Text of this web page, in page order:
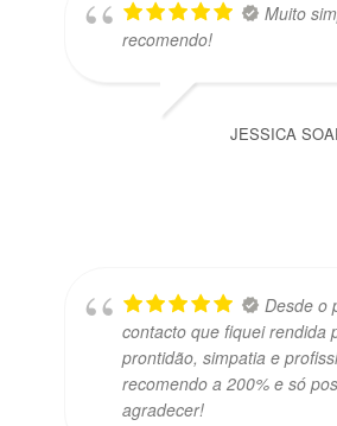
Muito
recomendo!
JESSICA
Desde o
contacto que fiquei rendida
prontidão, simpatia e
recomendo a 200% e só
agradecer!